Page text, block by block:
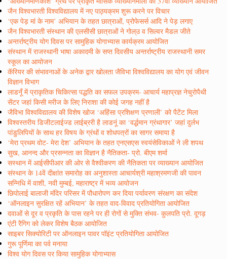
जैन विश्वभारती विश्वविद्यालय में नए पाठ्यक्रम शुरू करने पर विचार
‘एक पेड़ मां के नाम’ अभियान के तहत छात्राओं, प्रोफेसर्स आदि ने पेड़ लगाए
जैन विश्वभारती संस्थान की एलसीसी छात्राओं ने गोल्उ व सिल्वर मैडल जीते
अन्तर्राष्ट्रीय योग दिवस पर सामुहिक योगाभ्यास कार्यक्रम आयोजित
संस्थान में राजस्थानी भाषा अकादमी के सप्त दिवसीय अन्तर्राष्ट्रीय राजस्थानी समर
स्कूल का आयोजन
कॅरियर की संभावनाओं के अनेक द्वार खोलता जैविभा विश्वविद्यालय का योग एवं जीवन
विज्ञान विभाग
लाडनूँ में प्राकृतिक चिकित्सा पद्धति का सफल उपक्रम- आचार्य महाप्रज्ञ नेचुरोपैथी
सेंटर जहां किसी मरीज के लिए निराशा की कोई जगह नहीं है
जैविभा विश्वविद्यालय की विशेष खोज ‘अहिंसा प्रशिक्षण प्रणाली’ को पैटेंट मिला
विश्वस्तरीय डिजीटलाईज्ड लाईब्ररी है लाडनूं का ‘वर्द्धमान ग्रंथागार’ जहां दुर्लभ
पांडुलिपियों के साथ हर विषय के ग्रंथों व शोधपत्रों का सागर समाया है
‘मेरा प्रथम वोट- मेरा देश’ अभियान के तहत एनएसएस स्वयंसेविकाओं ने ली शपथ
सुख, आनन्द और प्रसन्नता का विज्ञान है नैतिकता- प्रो. बीएम शर्मा
सस्थान में आईसीपीआर की ओर से वैश्वीकरण की नैतिकता पर व्याख्यान आयोजित
संस्थान के 14वें दीक्षांत समारोह का अनुशास्ता आचार्यश्री महाश्रमणजी की पावन
सन्निधि में वाशी, नवी मुम्बई, महाराष्ट्र में भव्य आयोजन
छिपोलाई बालाजी मंदिर परिसर में पौधारोपण कर दिया पर्यावरण संरक्षण का संदेश
‘ऑनलाइन सुरक्षित रहें अभियान’ के तहत वाद-विवाद प्रतियोगिता आयोजित
दवाओं से दूर व प्रकृति के पास रहने पर ही रोगों से मुक्ति संभव- कुलपति प्रो. दूगड़
एंटी रैगिग को लेकर विशेष बैठक आयोजित
साइबर सिक्योरिटी पर ऑनलाइन पावर पॉइंट प्रतियोगिता आयोजित
गुरू पूर्णिमा का पर्व मनाया
विश्व योग दिवस पर किया सामुहिक योगाभ्यास